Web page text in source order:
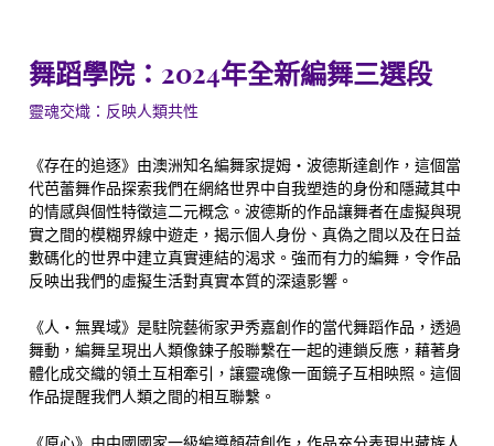
舞蹈學院：2024年全新編舞三選段
靈魂交熾：反映人類共性
《存在的追逐》由澳洲知名編舞家提姆‧波德斯達創作，這個當
代芭蕾舞作品探索我們在網絡世界中自我塑造的身份和隱藏其中
的情感與個性特徵這二元概念。波德斯的作品讓舞者在虛擬與現
實之間的模糊界線中遊走，揭示個人身份、真偽之間以及在日益
數碼化的世界中建立真實連結的渴求。強而有力的編舞，令作品
反映出我們的虛擬生活對真實本質的深遠影響。
《人・無異域》是駐院藝術家尹秀嘉創作的當代舞蹈作品，透過
舞動，編舞呈現出人類像鍊子般聯繫在一起的連鎖反應，藉著身
體化成交織的領土互相牽引，讓靈魂像一面鏡子互相映照。這個
作品提醒我們人類之間的相互聯繫。